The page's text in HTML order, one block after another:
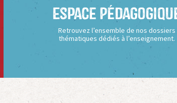
Espace
Retrouvez l’ensemble de nos dossiers
thématiques dédiés à l’enseignement.